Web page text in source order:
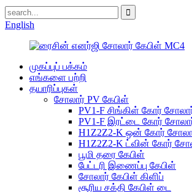
English
முகப்புப் பக்கம்
எங்களை பற்றி
தயாரிப்புகள்
சோலார் PV கேபிள்
PV1-F சிங்கிள் கோர்
PV1-F இரட்டை கோர்
H1Z2Z2-K ஒன் கோர்
H1Z2Z2-K ட்வின் கோர்
பூமி தரை கேபிள்
பேட்டரி இணைப்பு கேபிள்
சோலார் கேபிள் கிளிப்
சூரிய சக்தி கேபிள் டை